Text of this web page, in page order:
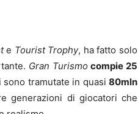
e Tourist Trophy, ha fatto solo
Gran Turismo compie 25
sono tramutate in quasi 80mln
generazioni di giocatori che